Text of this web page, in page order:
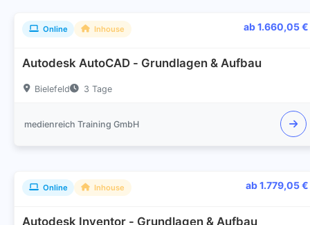
Online Inhouse ab 1.660,05 €
Autodesk AutoCAD - Grundlagen & Aufbau
Bielefeld 3 Tage
medienreich Training GmbH
Online Inhouse ab 1.779,05 €
Autodesk Inventor - Grundlagen & Aufbau